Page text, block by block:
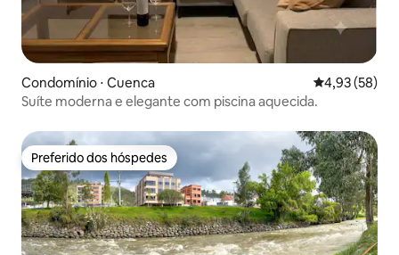
Condomínio ⋅ Cuenca 4,93 de uma
4,93 (58)
Suíte moderna e elegante com piscina aquecida.
Preferido dos hóspedes
Preferido dos hóspedes